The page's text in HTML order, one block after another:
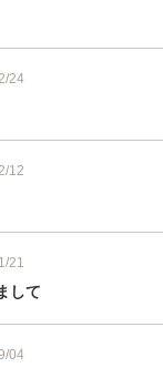
24
12
21
して
04